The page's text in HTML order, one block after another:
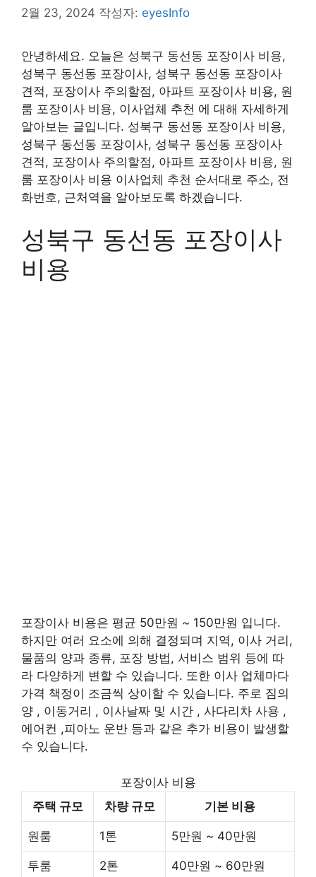
2월 23, 2024 작성자: eyesInfo
안녕하세요. 오늘은 성북구 동선동 포장이사 비용,
성북구 동선동 포장이사, 성북구 동선동 포장이사
견적, 포장이사 주의할점, 아파트 포장이사 비용, 원
룸 포장이사 비용, 이사업체 추천 에 대해 자세하게
알아보는 글입니다. 성북구 동선동 포장이사 비용,
성북구 동선동 포장이사, 성북구 동선동 포장이사
견적, 포장이사 주의할점, 아파트 포장이사 비용, 원
룸 포장이사 비용 이사업체 추천 순서대로 주소, 전
화번호, 근처역을 알아보도록 하겠습니다.
성북구 동선동 포장이사
비용
포장이사 비용은 평균 50만원 ~ 150만원 입니다.
하지만 여러 요소에 의해 결정되며 지역, 이사 거리,
물품의 양과 종류, 포장 방법, 서비스 범위 등에 따
라 다양하게 변할 수 있습니다. 또한 이사 업체마다
가격 책정이 조금씩 상이할 수 있습니다. 주로 짐의
양 , 이동거리 , 이사날짜 및 시간 , 사다리차 사용 ,
에어컨 ,피아노 운반 등과 같은 추가 비용이 발생할
수 있습니다.
포장이사 비용
주택 규모
차량 규모 기본 비용
원룸 1톤 5만원 ~ 40만원
투룸 2톤 40만원 ~ 60만원